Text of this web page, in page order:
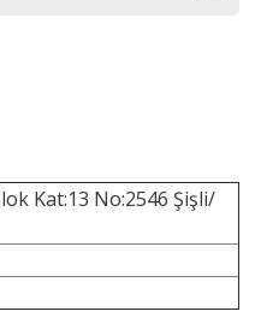
Kat:13 No:2546 Şişli/